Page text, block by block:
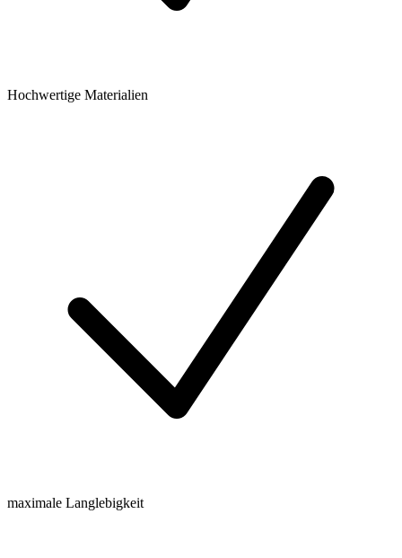
Hochwertige Materialien
maximale Langlebigkeit